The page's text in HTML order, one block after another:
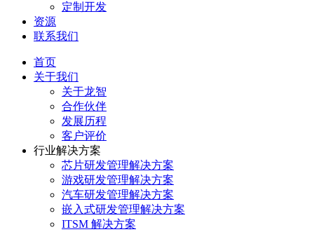
定制开发
资源
联系我们
首页
关于我们
关于龙智
合作伙伴
发展历程
客户评价
行业解决方案
芯片研发管理解决方案
游戏研发管理解决方案
汽车研发管理解决方案
嵌入式研发管理解决方案
ITSM 解决方案